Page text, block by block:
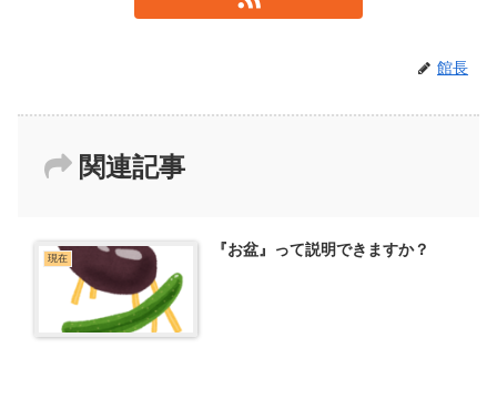
館長
関連記事
現在 『お盆』って説明できますか？